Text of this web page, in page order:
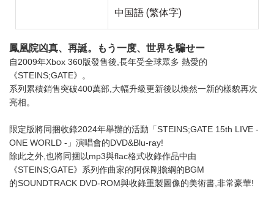
中国語 (繁体字)
鳳凰院凶真、再誕。もう一度、世界を騙せー
自2009年Xbox 360版發售後,長年受全球眾多 熱愛的
《STEINS;GATE》。
系列累積銷售突破400萬部,大幅升級更新後以煥然一新的樣貌再次
亮相。
限定版將同捆收錄2024年舉辦的活動「STEINS;GATE 15th LIVE -
ONE WORLD -」演唱會的DVD&Blu-ray!
除此之外,也將同捆以mp3與flac格式收錄作品中由
《STEINS;GATE》系列作曲家的阿保剛擔綱的BGM
的SOUNDTRACK DVD-ROM與收錄重製圖像的美術書,非常豪華!